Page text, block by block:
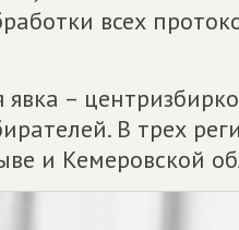
всех
–
В трех
и Кемеровской